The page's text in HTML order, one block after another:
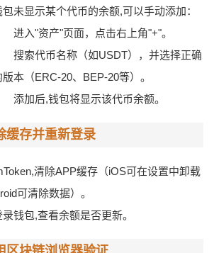
未显示某个代币的余额,可以手动添加：
进入"资产"页面，点击右上角"+"。
搜索代币名称（如USDT），并选择正确
版本（ERC-20、BEP-20等）。
添加后,钱包将显示该代币余额。
缓存并重新登录
清除APP缓存（iOS可在设置中卸载
可清除数据）。
钱包,查看余额是否更新。